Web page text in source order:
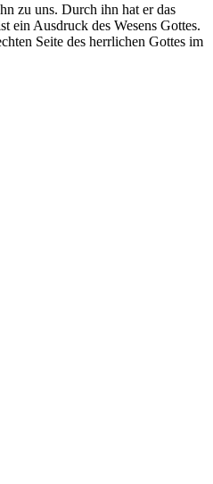
zu uns. Durch ihn hat er das
ein Ausdruck des Wesens Gottes.
Seite des herrlichen Gottes im